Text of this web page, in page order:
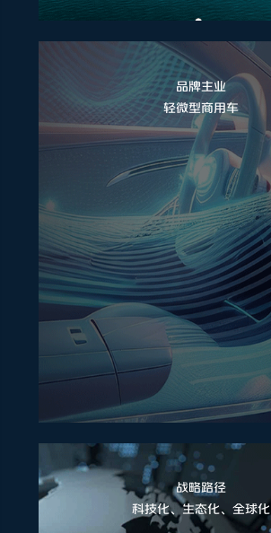
品牌主业
轻微型商用车
战略路径
科技化、生态化、全球化